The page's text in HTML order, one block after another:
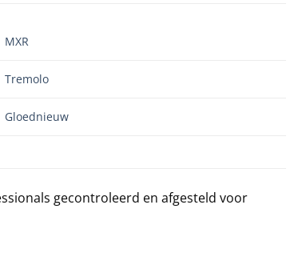
MXR
Tremolo
Gloednieuw
gecontroleerd en afgesteld voor